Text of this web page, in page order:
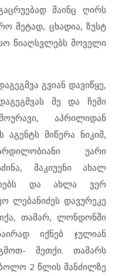
მაინც ღირს
მეტად, ცხადია, ზუსტ
წიაღსვლებს მოველი
გვიან დავიწყე,
მე და ჩემი
აპრილიდან
აგენტს მიწერა ნიკიმ,
უარი
მაკიუენი ახალ
და ახლა ვერ
ლებანიძეს დავურეკე
თამარ, ლონდონში
იქნებ ჯულიან
მეთქი. თამარს
2 წლის მანძილზე